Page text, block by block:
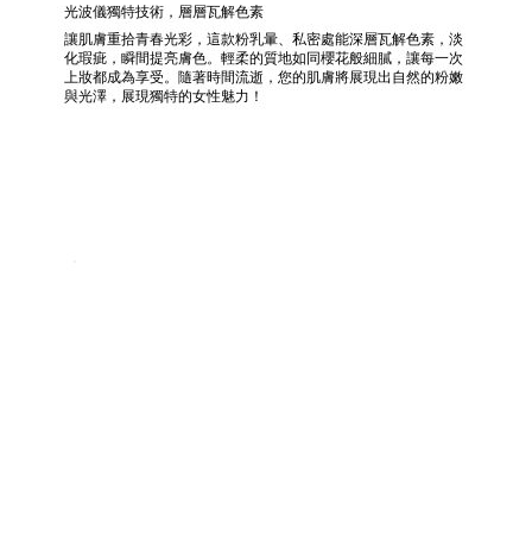
光波儀獨特技術，層層瓦解色素
讓肌膚重拾青春光彩，這款粉乳暈、私密處能深層瓦解色素，淡
化瑕疵，瞬間提亮膚色。輕柔的質地如同櫻花般細膩，讓每一次
上妝都成為享受。隨著時間流逝，您的肌膚將展現出自然的粉嫩
與光澤，展現獨特的女性魅力！